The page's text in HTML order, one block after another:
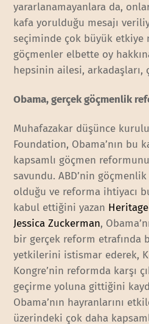
yararlanamayanlara da,
kafa yorulduğu mesajı
seçiminde çok büyük etkiye
göçmenler elbette oy
hepsinin ailesi, arkadaşları,
Obama, gerçek göçmenlik
Muhafazakar düşünce
Foundation, Obama’nın bu
kapsamlı göçmen
savundu. ABD’nin
olduğu ve reforma ihtiyacı
kabul ettiğini yazan
Jessica Zuckerman,
bir gerçek reform etrafında
yetkilerini istismar ederek,
Kongre’nin reformda karşı
geçirme yoluna gittiğini
Obama’nın hayranlarını
üzerindeki çok daha